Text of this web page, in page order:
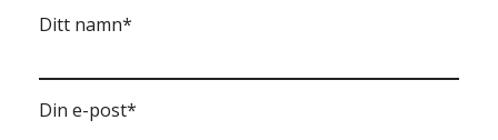
Ditt namn*
Din e-post*